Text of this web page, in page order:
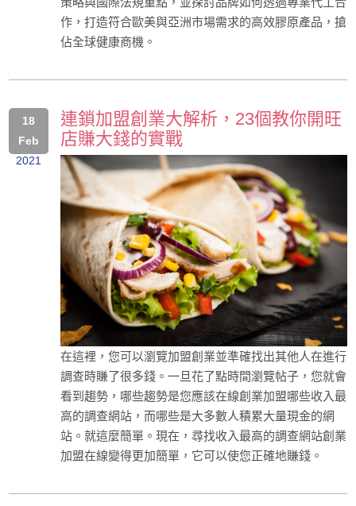
作，打造符合歐美與亞洲市場需求的高效膠原產品，搶
佔全球健康商機。
2021
18
Feb
連鎖加盟創業大解析，23個教你開旺
店賺大錢的實戰
在這裡，您可以瀏覽加盟創業並準確找出其他人在進行
調查時賺了很多錢。一旦花了點時間瀏覽帖子，您就會
看到趨勢，哪些趨勢是您應該在線創業加盟哪些收入最
高的調查網站，而哪些是大多數人積累大量現金的網
站。就這麼簡單。現在，尋找收入最高的調查網站創業
加盟在線變得更加簡單，它可以使您正確地賺錢。